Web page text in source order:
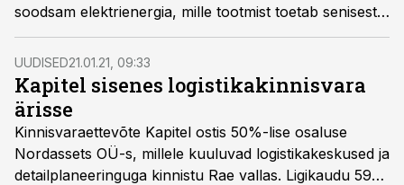
soodsam elektrienergia, mille tootmist toetab senisest
võimsam päikeseelektrijaam. Suveperioodil katab uus
päikesepark üle kolmandiku energiakulust.
UUDISED21.01.21, 09:33
Kapitel sisenes logistikakinnisvara
ärisse
Kinnisvaraettevõte Kapitel ostis 50%-lise osaluse
Nordassets OÜ-s, millele kuuluvad logistikakeskused ja
detailplaneeringuga kinnistu Rae vallas. Ligikaudu 59